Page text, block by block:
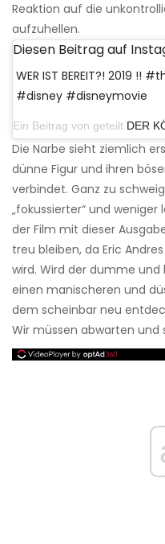
Reaktion auf die
aufzuhellen.
Diesen Beitrag auf
WER IST BEREIT?! 2019
#disney #disneymovie
Ein Beitrag von geteilt DER
Die Narbe sieht ziemlich
dünne Figur und ihren
verbindet. Ganz zu
„fokussierter“ und
der Film mit dieser
treu bleiben, da Eric
wird. Wird der dumme
einen manischeren und
dem scheinbar neu
Wir müssen abwarten und